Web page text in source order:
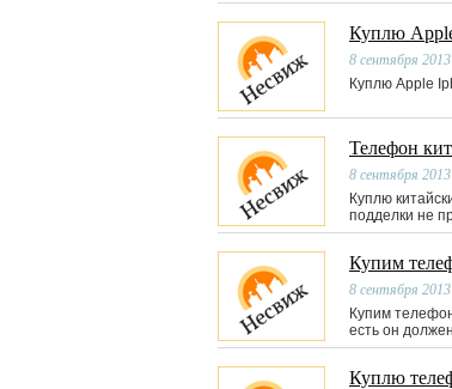
Куплю
8 сентября 2013
Куплю Apple
Телефон
8 сентября 2013
Куплю
подделки не
Купим
8 сентября 2013
Купим
есть он
Куплю